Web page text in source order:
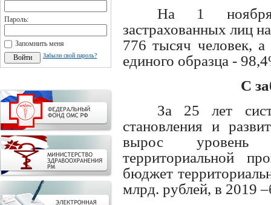
Пароль:
Запомнить меня
Забыли свой пароль?
На 1 ноября
застрахованных лиц
776 тысяч человек, а
единого образца -
С
За 25 лет
становления и
вырос уровень
территориальной
бюджет
млрд. рублей, в 2019